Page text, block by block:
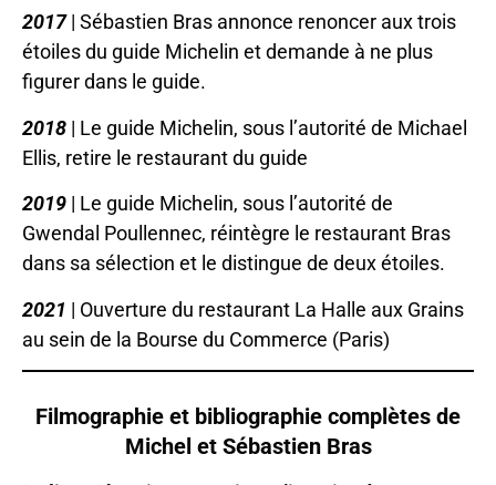
2017| Sébastien Bras annonce renoncer aux trois
étoiles du guide Michelin et demande à ne plus
figurer dans le guide.
2018 | Le guide Michelin, sous l’autorité de Michael
Ellis, retire le restaurant du guide
2019 | Le guide Michelin, sous l’autorité de
Gwendal Poullennec, réintègre le restaurant Bras
dans sa sélection et le distingue de deux étoiles.
2021 | Ouverture du restaurant La Halle aux Grains
au sein de la Bourse du Commerce (Paris)
Filmographie et bibliographie complètes de
Michel et Sébastien Bras